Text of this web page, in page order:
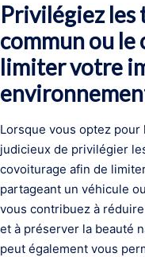
Privilégiez les
commun ou
limiter votre
Lorsque vous optez pour
judicieux de privilégier
covoiturage afin de
partageant un véhicule
vous contribuez à
et à préserver la beauté
peut également vous